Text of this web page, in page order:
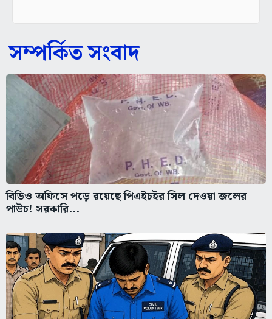
সম্পর্কিত সংবাদ
বিডিও অফিসে পড়ে রয়েছে পিএইচইর সিল দেওয়া জলের
পাউচ! সরকারি...